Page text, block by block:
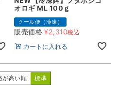
オロギ ML 100ｇ
クール便（冷凍）
販売価格 ¥2,310税込
カートに入れる
が高い順 標準